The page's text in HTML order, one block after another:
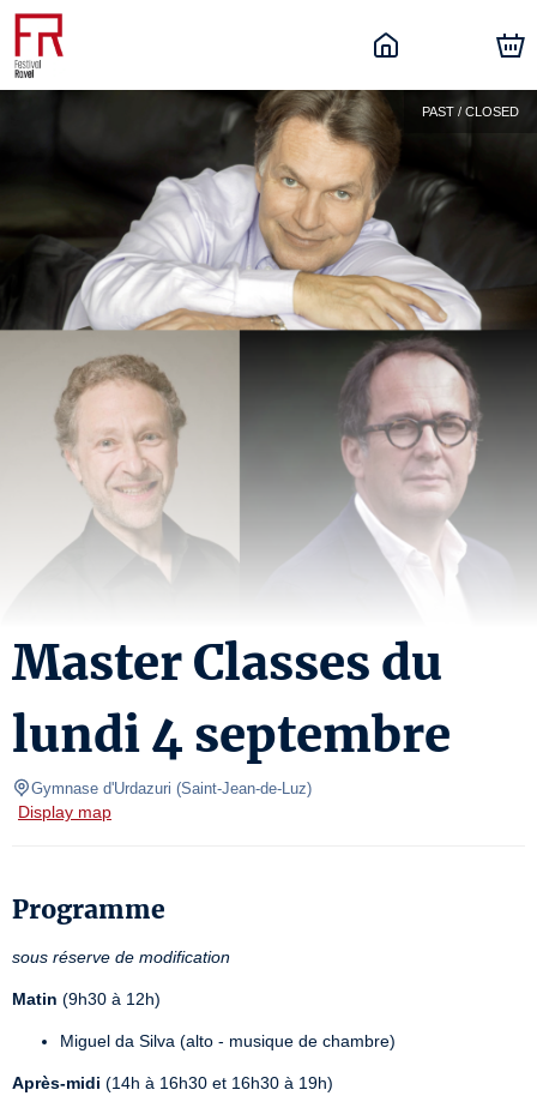
PAST / CLOSED
Master Classes du
lundi 4 septembre
Gymnase d'Urdazuri (Saint-Jean-de-Luz)
Display map
Programme
sous réserve de modification
Matin (9h30 à 12h)
Miguel da Silva (alto - musique de chambre)
Après-midi (14h à 16h30 et 16h30 à 19h)